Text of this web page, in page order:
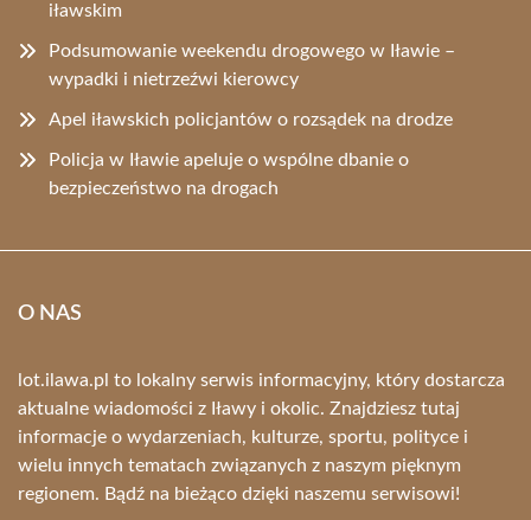
iławskim
Podsumowanie weekendu drogowego w Iławie –
wypadki i nietrzeźwi kierowcy
Apel iławskich policjantów o rozsądek na drodze
Policja w Iławie apeluje o wspólne dbanie o
bezpieczeństwo na drogach
O NAS
lot.ilawa.pl to lokalny serwis informacyjny, który dostarcza
aktualne wiadomości z Iławy i okolic. Znajdziesz tutaj
informacje o wydarzeniach, kulturze, sportu, polityce i
wielu innych tematach związanych z naszym pięknym
regionem. Bądź na bieżąco dzięki naszemu serwisowi!